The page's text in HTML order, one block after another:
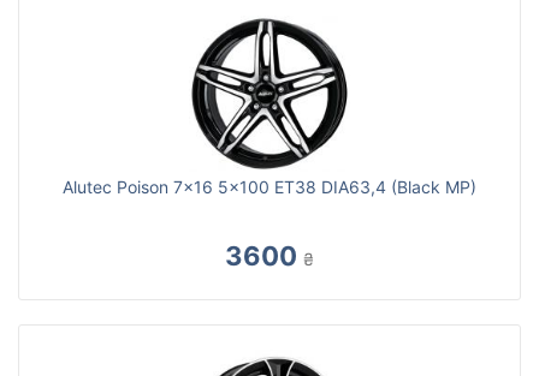
Alutec Poison 7x16 5x100 ET38 DIA63,4 (Black MP)
3600 ₴